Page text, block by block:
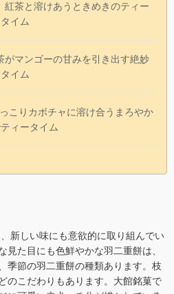
紅茶と溶けあうときめきのティー
イム
がマンゴーの甘みを引き出す絶妙
イム
こりカボチャに溶け合うまろやか
ィータイム
新しい味にも意欲的に取り組んでい
見た目にも色鮮やかな羽二重餅は、
季節の羽二重餅の種類あります。枝
のこだわりもあります。大館銘菓で